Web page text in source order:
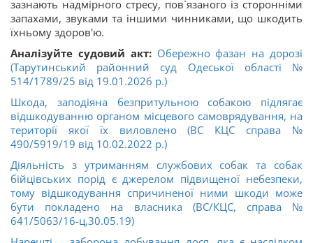
зазнають надмірного стресу, пов`язаного із сторонніми
запахами, звуками та іншими чинниками, що шкодить
їхньому здоров'ю.
Аналізуйте судовий акт: Обережно фазан на дорозі
(Тарутинський районний суд Одеської області №
514/1789/25 від 19.01.2026 р.)
Шкода, заподіяна безпритульною собакою підлягає
відшкодуванню органом місцевого самоврядування, на
території якої їх виловлено (ВС КЦС справа №
490/5919/19 від 10.02.2022 р.)
Діяльність з утриманням службових собак та собак
бійцівських порід є джерелом підвищеної небезпеки,
тому відшкодування спричиненої ними шкоди може
бути покладено на власника (ВС/КЦС, справа №
641/5063/16-ц,30.05.19)